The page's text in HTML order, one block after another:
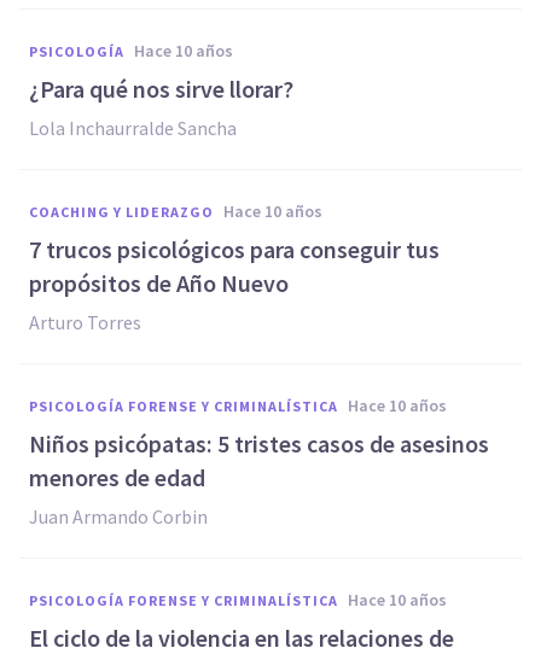
PSICOLOGÍA hace 10 años
​¿Para qué nos sirve llorar?
​Lola Inchaurralde Sancha
COACHING Y LIDERAZGO hace 10 años
​7 trucos psicológicos para conseguir tus
propósitos de Año Nuevo
Arturo Torres
PSICOLOGÍA FORENSE Y CRIMINALÍSTICA hace 10 años
​Niños psicópatas: 5 tristes casos de asesinos
menores de edad
Juan Armando Corbin
PSICOLOGÍA FORENSE Y CRIMINALÍSTICA hace 10 años
​El ciclo de la violencia en las relaciones de